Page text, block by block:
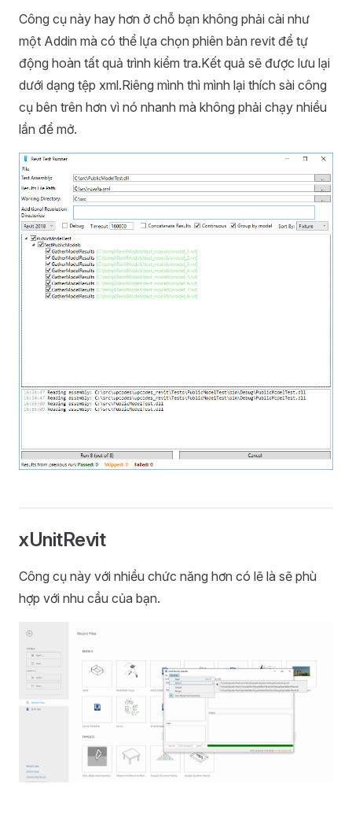
Công cụ này hay hơn ở chỗ bạn không phải cài như
một Addin mà có thể lựa chọn phiên bản revit để tự
động hoàn tất quả trình kiểm tra.Kết quả sẽ được lưu lại
dưới dạng tệp xml.Riêng mình thì mình lại thích sài công
cụ bên trên hơn vì nó nhanh mà không phải chạy nhiều
lần để mở.
xUnitRevit
Công cụ này với nhiều chức năng hơn có lẽ là sẽ phù
hợp với nhu cầu của bạn.